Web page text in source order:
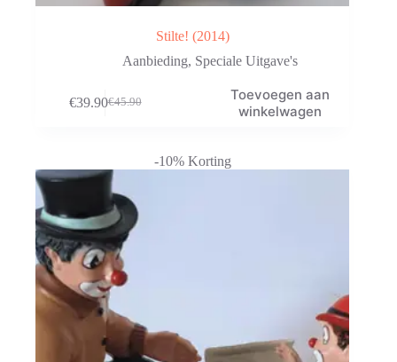
Stilte! (2014)
Aanbieding, Speciale Uitgave's
€45.90
Oorspronkelijke
€39.90Huidige
Toevoegen aan
winkelwagen
-10% Korting